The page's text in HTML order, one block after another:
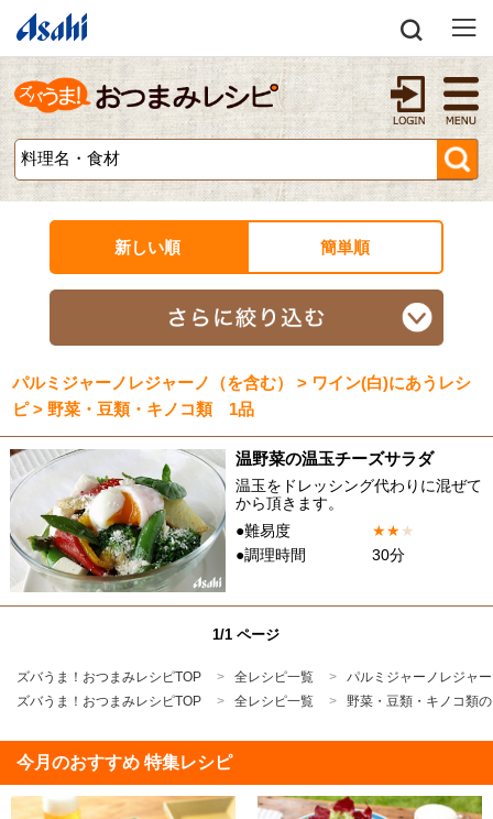
新しい順 簡単順
パルミジャーノレジャーノ（を含む） > ワイン(白)にあうレシ
ピ > 野菜・豆類・キノコ類 1品
温野菜の温玉チーズサラダ
温玉をドレッシング代わりに混ぜて
から頂きます。
●難易度
★★★
●調理時間
30分
1/1 ページ
ズバうま！おつまみレシピTOP 全レシピ一覧
パルミジャーノレジャ
ズバうま！おつまみレシピTOP
全レシピ一覧 野菜・豆類・キノコ類
今月のおすすめ 特集レシピ